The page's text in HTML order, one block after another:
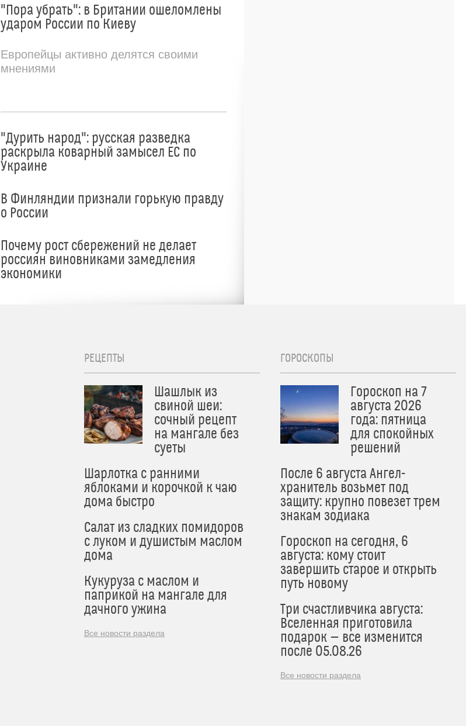
"Пора убрать": в Британии ошеломлены
ударом России по Киеву
Европейцы активно делятся своими
мнениями
"Дурить народ": русская разведка
раскрыла коварный замысел ЕС по
Украине
В Финляндии признали горькую правду
о России
Почему рост сбережений не делает
россиян виновниками замедления
экономики
РЕЦЕПТЫ
Шашлык из
свиной шеи:
сочный рецепт
на мангале без
суеты
Шарлотка с ранними
яблоками и корочкой к чаю
дома быстро
Салат из сладких помидоров
с луком и душистым маслом
дома
Кукуруза с маслом и
паприкой на мангале для
дачного ужина
Все новости раздела
ГОРОСКОПЫ
Гороскоп на 7
августа 2026
года: пятница
для спокойных
решений
После 6 августа Ангел-
хранитель возьмет под
защиту: крупно повезет трем
знакам зодиака
Гороскоп на сегодня, 6
августа: кому стоит
завершить старое и открыть
путь новому
Три счастливчика августа:
Вселенная приготовила
подарок — все изменится
после 05.08.26
Все новости раздела